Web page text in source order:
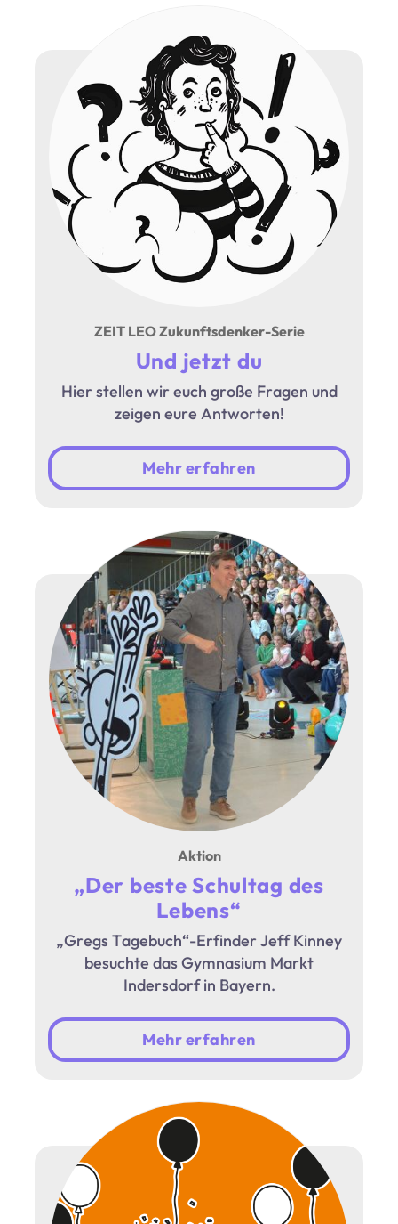
ZEIT LEO Zukunftsdenker-Serie
Und jetzt du
Hier stellen wir euch große Fragen und
zeigen eure Antworten!
Mehr erfahren
Aktion
„Der beste Schultag des
Lebens“
„Gregs Tagebuch“-Erfinder Jeff Kinney
besuchte das Gymnasium Markt
Indersdorf in Bayern.
Mehr erfahren